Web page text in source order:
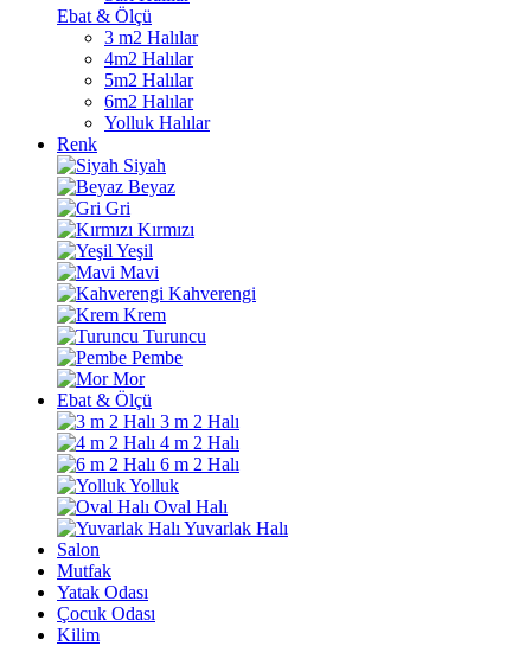
Ebat & Ölçü
3 m2 Halılar
4m2 Halılar
5m2 Halılar
6m2 Halılar
Yolluk Halılar
Renk
Siyah
Beyaz
Gri
Kırmızı
Yeşil
Mavi
Kahverengi
Krem
Turuncu
Pembe
Mor
Ebat & Ölçü
3 m 2 Halı
4 m 2 Halı
6 m 2 Halı
Yolluk
Oval Halı
Yuvarlak Halı
Salon
Mutfak
Yatak Odası
Çocuk Odası
Kilim